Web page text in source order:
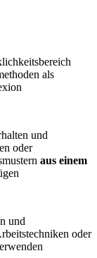
als
und
oder
aus einem
und
oder